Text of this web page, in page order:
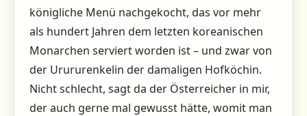
königliche Menü nachgekocht, das vor mehr
als hundert Jahren dem letzten koreanischen
Monarchen serviert worden ist – und zwar von
der Urururenkelin der damaligen Hofköchin.
Nicht schlecht, sagt da der Österreicher in mir,
der auch gerne mal gewusst hätte, womit man